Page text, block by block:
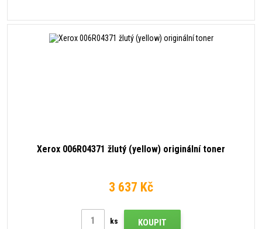
Xerox 006R04371 žlutý (yellow) originální toner
3 637 Kč
ks KOUPIT